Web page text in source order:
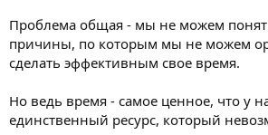
Проблема общая - мы не можем
причины, по которым мы не можем
сделать эффективным свое время.
Но ведь время - самое ценное, что у
единственный ресурс, который